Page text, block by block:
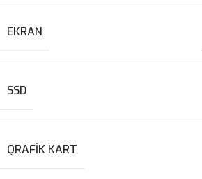
EKRAN
SSD
QRAFIK KART